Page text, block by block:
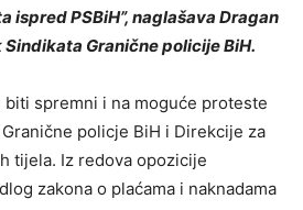
ispred PSBiH”, naglašava Dragan
Granične policije BiH.
spremni i na moguće proteste
policje BiH i Direkcije za
tijela. Iz redova opozicije
zakona o plaćama i naknadama